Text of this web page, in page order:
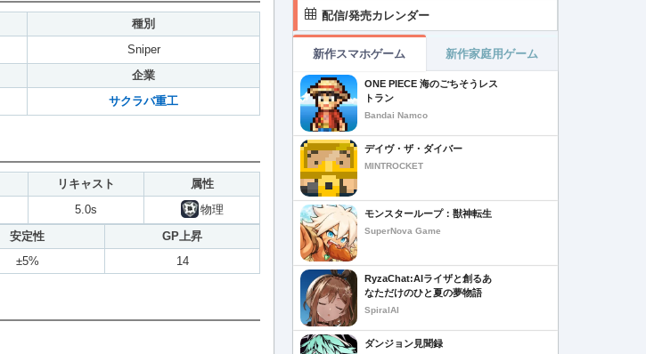
種別
Sniper
企業
サクラバ重工
リキャスト
属性
5.0s
物理
安定性
GP上昇
±5% 14
配信/発売カレンダー
新作スマホゲーム 新作家庭用ゲーム
ONE PIECE 海のごちそうレス
トラン
Bandai Namco
デイヴ・ザ・ダイバー
MINTROCKET
モンスターループ：獣神転生
SuperNova Game
RyzaChat:AIライザと創るあ
なただけのひと夏の夢物語
SpiralAI
ダンジョン見聞録